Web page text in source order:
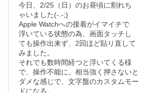
今日、2/25（日）のお昼頃に割れち
ゃいました(-.-;)
Apple Watchへの接着がイマイチで
浮いている状態の為、画面タッチし
ても操作出来ず、2回ほど貼り直して
みました。
それでも数時間経つと浮いてくる様
で、操作不能に。相当強く押さないと
ダメな感じで、文字盤のカスタムモー
ドになる。